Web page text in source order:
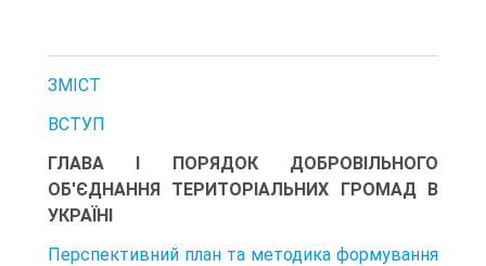
ЗМІСТ
ВСТУП
ГЛАВА І ПОРЯДОК ДОБРОВІЛЬНОГО
ОБ'ЄДНАННЯ ТЕРИТОРІАЛЬНИХ ГРОМАД В
УКРАЇНІ
Перспективний план та методика формування